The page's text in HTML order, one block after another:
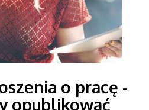
o pracę -
opublikować